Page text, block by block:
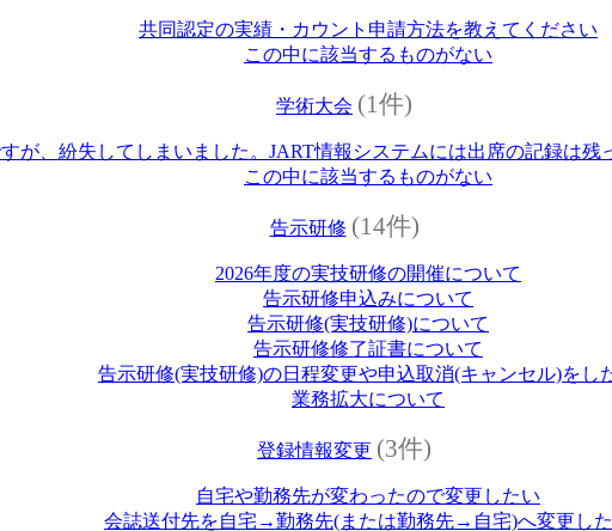
共同認定の実績・カウント申請方法を教えてください
この中に該当するものがない
学術大会 (1件)
が、紛失してしまいました。JART情報システムには出席の記録は残
この中に該当するものがない
告示研修 (14件)
2026年度の実技研修の開催について
告示研修申込みについて
告示研修(実技研修)について
告示研修修了証書について
告示研修(実技研修)の日程変更や申込取消(キャンセル)をし
業務拡大について
登録情報変更 (3件)
自宅や勤務先が変わったので変更したい
会誌送付先を自宅→勤務先(または勤務先→自宅)へ変更し